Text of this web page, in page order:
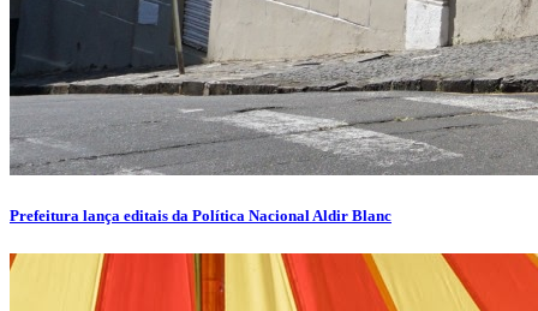
Prefeitura lança editais da Política Nacional Aldir Blanc